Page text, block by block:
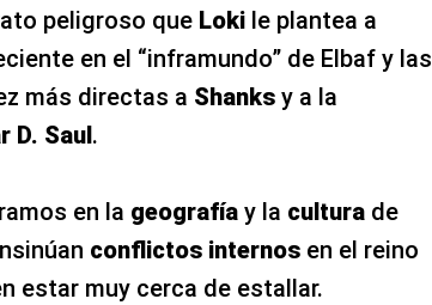
peligroso que Loki le plantea a
en el “inframundo” de Elbaf y las
más directas a Shanks y a la
D. Saul.
en la geografía y la cultura de
conflictos internosen el reino
estar muy cerca de estallar.